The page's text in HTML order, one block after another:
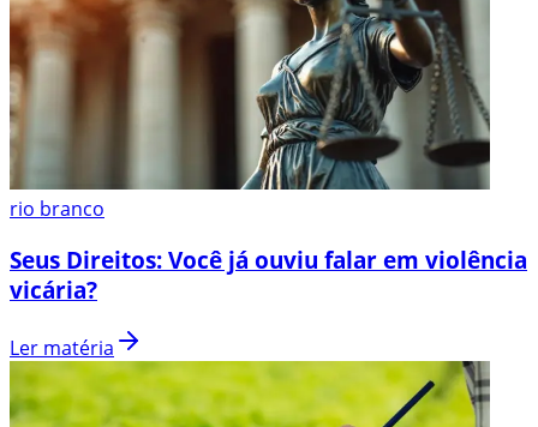
rio branco
Seus Direitos: Você já ouviu falar em violência
vicária?
Ler matéria